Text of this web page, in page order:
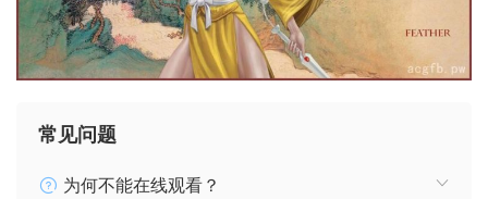
常见问题
为何不能在线观看？